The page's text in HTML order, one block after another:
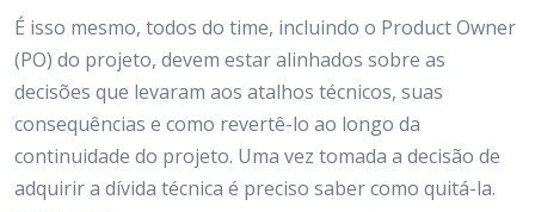
É isso mesmo, todos do time, incluindo o Product Owner
(PO) do projeto, devem estar alinhados sobre as
decisões que levaram aos atalhos técnicos, suas
consequências e como revertê-lo ao longo da
continuidade do projeto. Uma vez tomada a decisão de
adquirir a dívida técnica é preciso saber como quitá-la.